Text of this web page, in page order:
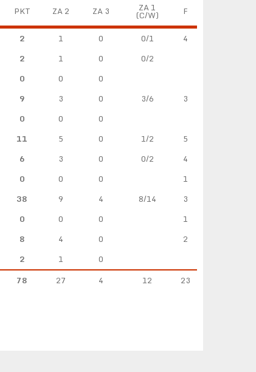
PKT ZA 2 ZA 3 ZA 1
(C/W) F
2 1 0 0/1
4
2 1 0
0/2
0 0
0
9 3 0 3/6
3
0 0
0
11 5 0 1/2
5
6 3 0 0/2
4
0 0 0
1
38 9 4 8/14
3
0 0 0
1
8 4 0
2
2 1
0
78 27 4 12 23